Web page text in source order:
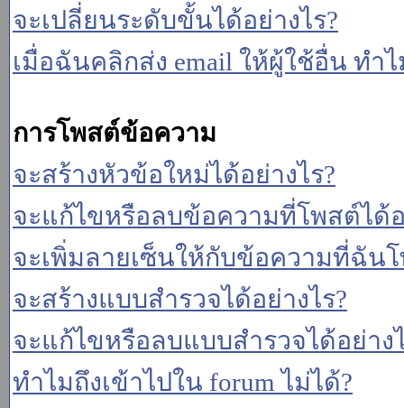
จะเปลี่ยนระดับขั้นได้อย่างไร?
เมื่อฉันคลิกส่ง email ให้ผู้ใช้อื่น ทำ
การโพสต์ข้อความ
จะสร้างหัวข้อใหม่ได้อย่างไร?
จะแก้ไขหรือลบข้อความที่โพสต์ได้อ
จะเพิ่มลายเซ็นให้กับข้อความที่ฉันโ
จะสร้างแบบสำรวจได้อย่างไร?
จะแก้ไขหรือลบแบบสำรวจได้อย่าง
ทำไมถึงเข้าไปใน forum ไม่ได้?